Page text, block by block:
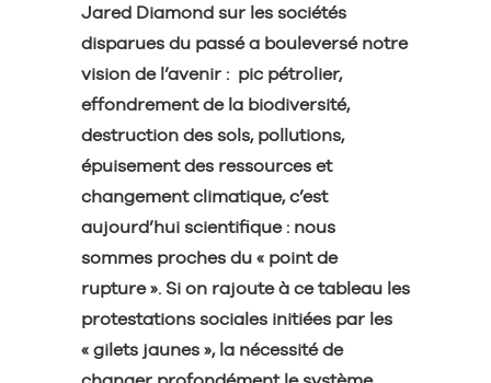
Jared Diamond sur les sociétés
disparues du passé a bouleversé notre
vision de l’avenir : pic pétrolier,
effondrement de la biodiversité,
destruction des sols, pollutions,
épuisement des ressources et
changement climatique, c’est
aujourd’hui scientifique : nous
sommes proches du « point de
rupture ». Si on rajoute à ce tableau les
protestations sociales initiées par les
« gilets jaunes », la nécessité de